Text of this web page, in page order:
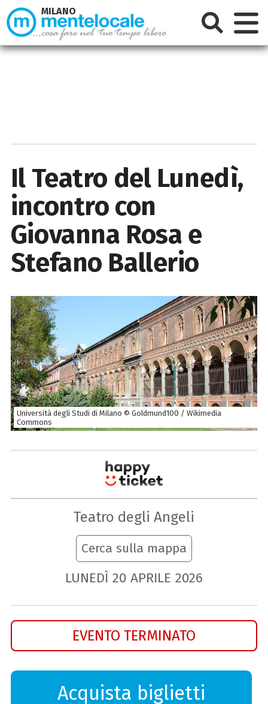
Il Teatro del Lunedì,
incontro con
Giovanna Rosa e
Stefano Ballerio
Università degli Studi di Milano © Goldmund100 / Wikimedia
Commons
Teatro degli Angeli
Cerca sulla mappa
LUNEDÌ 20 APRILE 2026
EVENTO TERMINATO
Acquista biglietti
MILANO